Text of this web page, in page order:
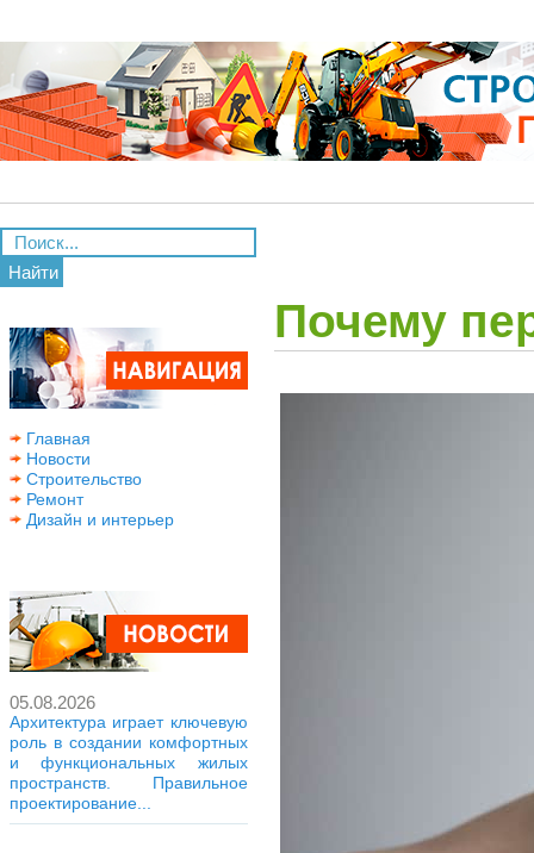
Найти
Главная
Новости
Строительство
Ремонт
Дизайн и интерьер
05.08.2026
Архитектура играет ключевую
роль в создании комфортных
и функциональных жилых
пространств. Правильное
проектирование...
Почему